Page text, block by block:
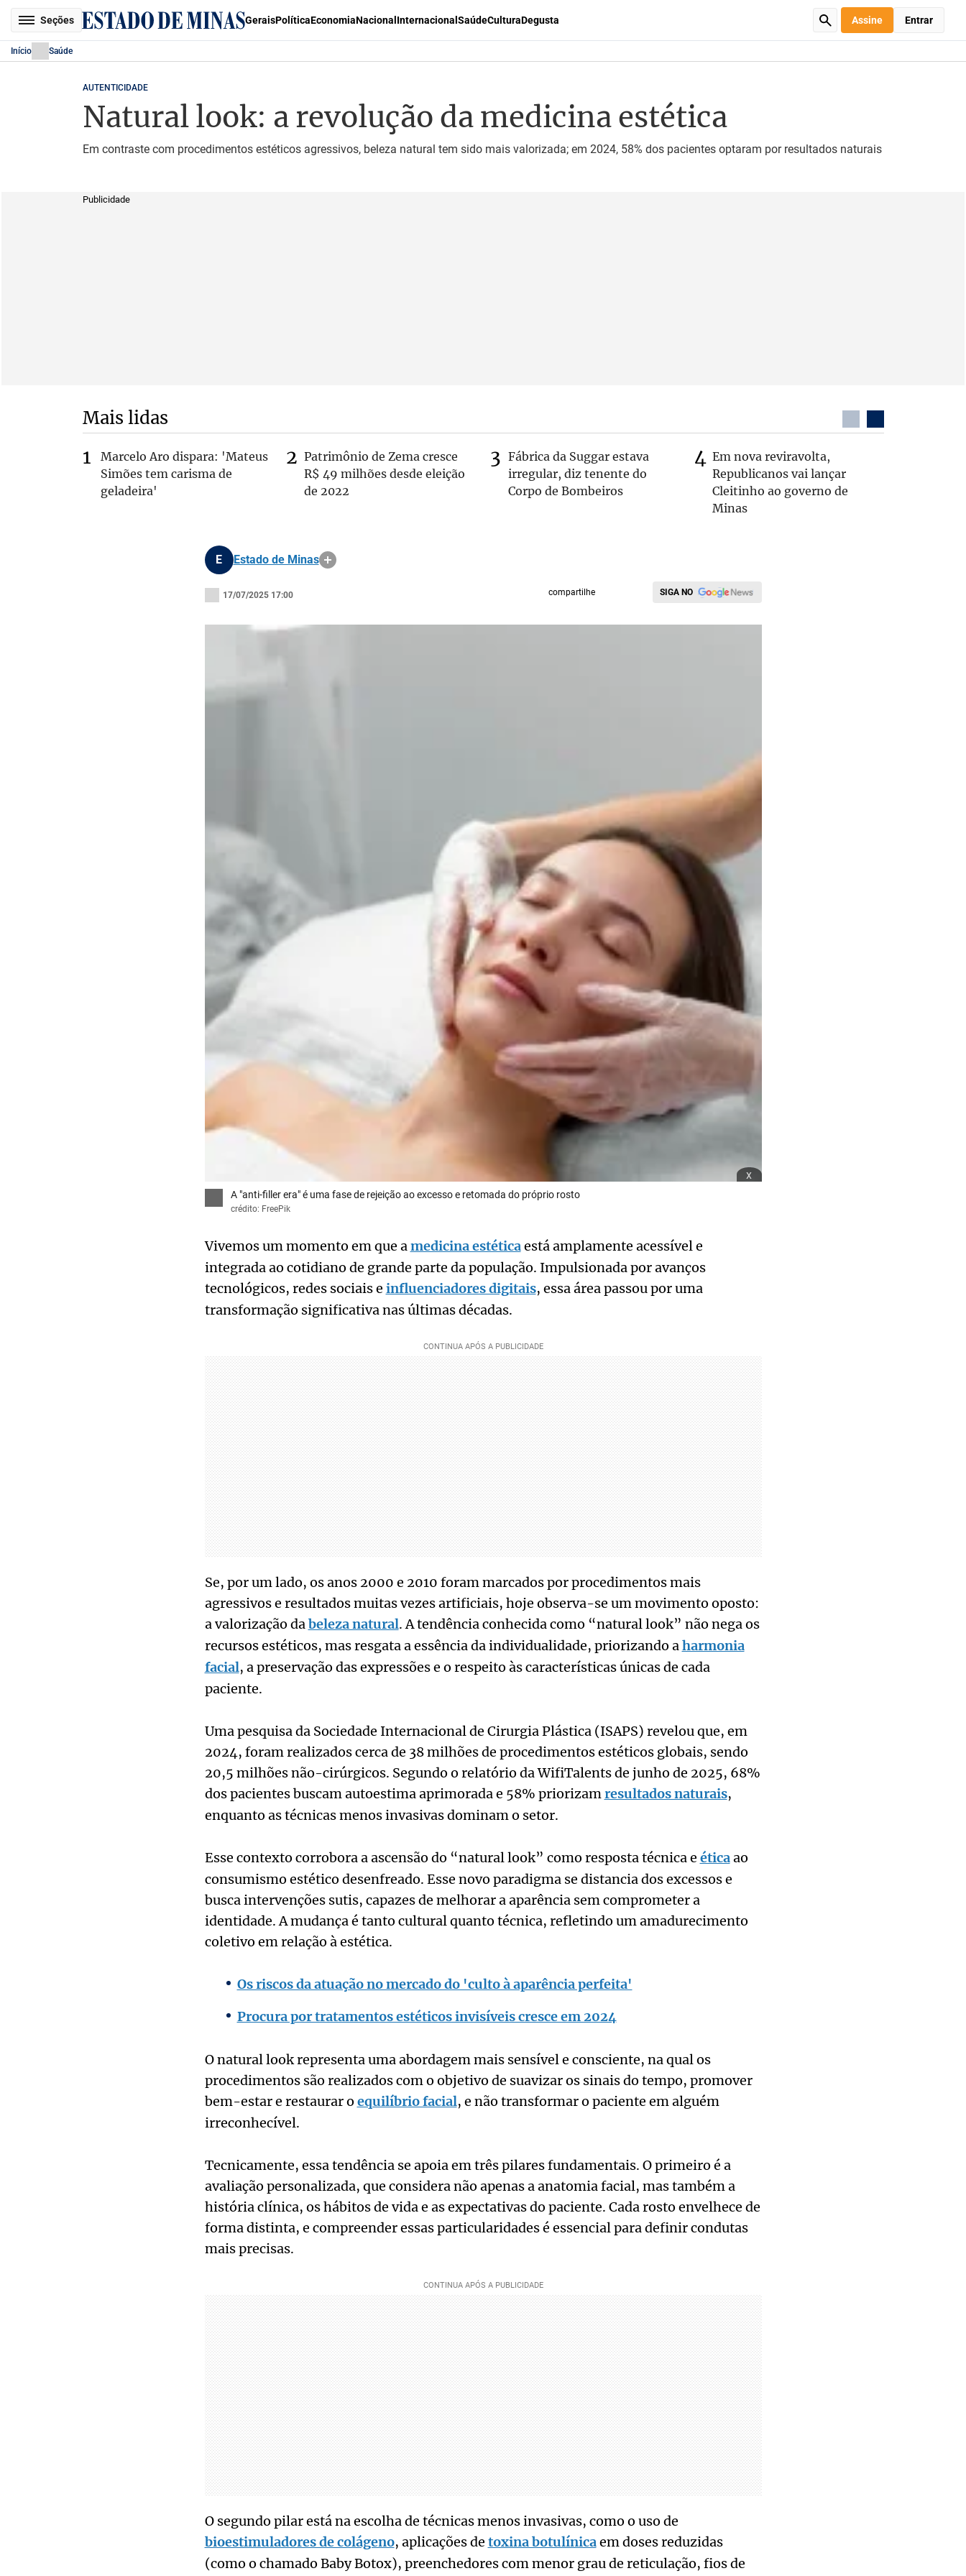
Seções GeraisPolíticaEconomiaNacional Internacional SaúdeCulturaDegusta Assine Entrar
Início Saúde
AUTENTICIDADE
Natural look: a revolução da medicina estética
Em contraste com procedimentos estéticos agressivos, beleza natural tem sido mais valorizada; em 2024, 58% dos pacientes optaram por resultados naturais
Publicidade
Mais lidas
Marcelo Aro dispara: 'Mateus
Simões tem carisma de
geladeira'
Patrimônio de Zema cresce
R$ 49 milhões desde eleição
de 2022
Fábrica da Suggar estava
irregular, diz tenente do
Corpo de Bombeiros
Em nova reviravolta,
Republicanos vai lançar
Cleitinho ao governo de
Minas
E Estado de Minas
17/07/2025 17:00 compartilhe SIGA NO
x
A "anti-filler era" é uma fase de rejeição ao excesso e retomada do próprio rosto
crédito: FreePik
Vivemos um momento em que amedicina estéticaestá amplamente acessível e
integrada ao cotidiano de grande parte da população. Impulsionada por avanços
tecnológicos, redes sociais e influenciadores digitais, essa área passou por uma
transformação significativa nas últimas décadas.
Se, por um lado, os anos 2000 e 2010 foram marcados por procedimentos mais
agressivos e resultados muitas vezes artificiais, hoje observa-se um movimento oposto:
a valorização dabeleza natural. A tendência conhecida como “natural look” não nega os
recursos estéticos, mas resgata a essência da individualidade, priorizando aharmonia
facial, a preservação das expressões e o respeito às características únicas de cada
paciente.
Uma pesquisa da Sociedade Internacional de Cirurgia Plástica (ISAPS) revelou que, em
2024, foram realizados cerca de 38 milhões de procedimentos estéticos globais, sendo
20,5 milhões não-cirúrgicos. Segundo o relatório da WifiTalents de junho de 2025, 68%
dos pacientes buscam autoestima aprimorada e 58% priorizamresultados naturais,
enquanto as técnicas menos invasivas dominam o setor.
Esse contexto corrobora a ascensão do “natural look” como resposta técnica e éticaao
consumismo estético desenfreado. Esse novo paradigma se distancia dos excessos e
busca intervenções sutis, capazes de melhorar a aparência sem comprometer a
identidade. A mudança é tanto cultural quanto técnica, refletindo um amadurecimento
coletivo em relação à estética.
Os riscos da atuação no mercado do 'culto à aparência perfeita'
Procura por tratamentos estéticos invisíveis cresce em 2024
O natural look representa uma abordagem mais sensível e consciente, na qual os
procedimentos são realizados com o objetivo de suavizar os sinais do tempo, promover
bem-estar e restaurar o equilíbrio facial, e não transformar o paciente em alguém
irreconhecível.
Tecnicamente, essa tendência se apoia em três pilares fundamentais. O primeiro é a
avaliação personalizada, que considera não apenas a anatomia facial, mas também a
história clínica, os hábitos de vida e as expectativas do paciente. Cada rosto envelhece de
forma distinta, e compreender essas particularidades é essencial para definir condutas
mais precisas.
O segundo pilar está na escolha de técnicas menos invasivas, como o uso de
bioestimuladores de colágeno, aplicações de toxina botulínicaem doses reduzidas
(como o chamado Baby Botox), preenchedores com menor grau de reticulação, fios de